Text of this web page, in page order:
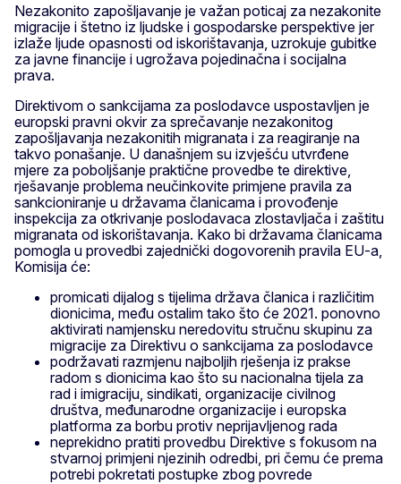
Nezakonito zapošljavanje je važan poticaj za nezakonite
migracije i štetno iz ljudske i gospodarske perspektive jer
izlaže ljude opasnosti od iskorištavanja, uzrokuje gubitke
za javne financije i ugrožava pojedinačna i socijalna
prava.
Direktivom o sankcijama za poslodavce uspostavljen je
europski pravni okvir za sprečavanje nezakonitog
zapošljavanja nezakonitih migranata i za reagiranje na
takvo ponašanje. U današnjem su izvješću utvrđene
mjere za poboljšanje praktične provedbe te direktive,
rješavanje problema neučinkovite primjene pravila za
sankcioniranje u državama članicama i provođenje
inspekcija za otkrivanje poslodavaca zlostavljača i zaštitu
migranata od iskorištavanja. Kako bi državama članicama
pomogla u provedbi zajednički dogovorenih pravila EU-a,
Komisija će:
promicati dijalog s tijelima država članica i različitim
dionicima, među ostalim tako što će 2021. ponovno
aktivirati namjensku neredovitu stručnu skupinu za
migracije za Direktivu o sankcijama za poslodavce
podržavati razmjenu najboljih rješenja iz prakse
radom s dionicima kao što su nacionalna tijela za
rad i imigraciju, sindikati, organizacije civilnog
društva, međunarodne organizacije i europska
platforma za borbu protiv neprijavljenog rada
neprekidno pratiti provedbu Direktive s fokusom na
stvarnoj primjeni njezinih odredbi, pri čemu će prema
potrebi pokretati postupke zbog povrede